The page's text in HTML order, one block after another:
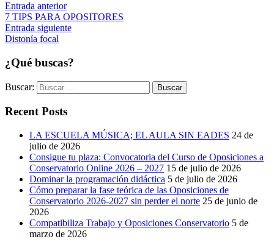
Entrada anterior
7 TIPS PARA OPOSITORES
Entrada siguiente
Distonía focal
¿Qué buscas?
Buscar:
Recent Posts
LA ESCUELA MÚSICA; EL AULA SIN EADES 24 de
julio de 2026
Consigue tu plaza: Convocatoria del Curso de Oposiciones a
Conservatorio Online 2026 – 2027 15 de julio de 2026
Dominar la programación didáctica 5 de julio de 2026
Cómo preparar la fase teórica de las Oposiciones de
Conservatorio 2026-2027 sin perder el norte 25 de junio de
2026
Compatibiliza Trabajo y Oposiciones Conservatorio 5 de
marzo de 2026